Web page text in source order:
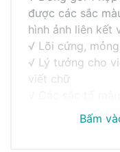
được các sắc
hình ảnh liên kết
√ Lõi cứng,
√ Lý tưởng cho
viết chữ
đậm rõ nét cho
chi tiết tỉ mỉ,
Bấm